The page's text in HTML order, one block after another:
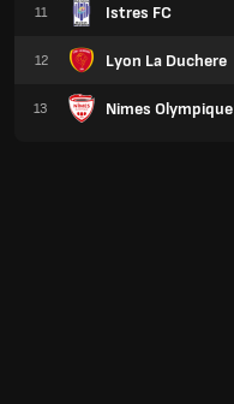
11 Istres FC
12 Lyon La Duchere
13 Nimes Olympique